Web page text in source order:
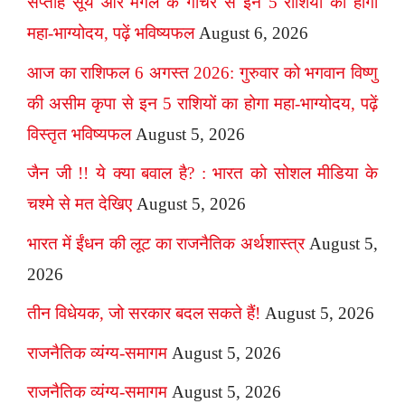
महा-भाग्योदय, पढ़ें भविष्यफल August 6, 2026
आज का राशिफल 6 अगस्त 2026: गुरुवार को भगवान विष्णु
की असीम कृपा से इन 5 राशियों का होगा महा-भाग्योदय, पढ़ें
विस्तृत भविष्यफल August 5, 2026
जैन जी !! ये क्या बवाल है? : भारत को सोशल मीडिया के
चश्मे से मत देखिए August 5, 2026
भारत में ईंधन की लूट का राजनैतिक अर्थशास्त्र August 5,
2026
तीन विधेयक, जो सरकार बदल सकते हैं! August 5, 2026
राजनैतिक व्यंग्य-समागम August 5, 2026
राजनैतिक व्यंग्य-समागम August 5, 2026